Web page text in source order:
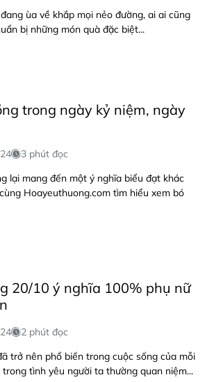
ùa về khắp mọi nẻo đường, ai ai cũng
bị những món quà đặc biệt...
trong ngày kỷ niệm, ngày
3 phút đọc
lại mang đến một ý nghĩa biểu đạt khác
Hoayeuthuong.com tìm hiểu xem bó
20/10 ý nghĩa 100% phụ nữ
2 phút đọc
trở nên phổ biến trong cuộc sống của mỗi
tình yêu người ta thường quan niệm...